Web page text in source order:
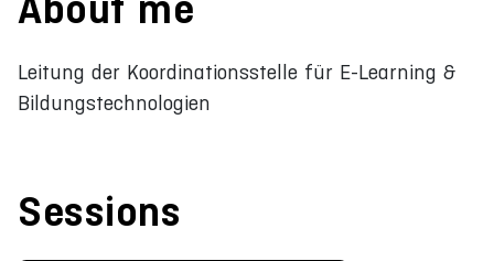
Leitung der Koordinationsstelle für E-Learning &
Bildungstechnologien
Sessions